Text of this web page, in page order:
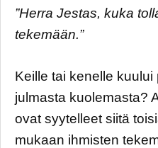
”Herra Jestas, kuka
tekemään.”
Keille tai kenelle
julmasta kuolemasta?
ovat syytelleet siitä
mukaan ihmisten